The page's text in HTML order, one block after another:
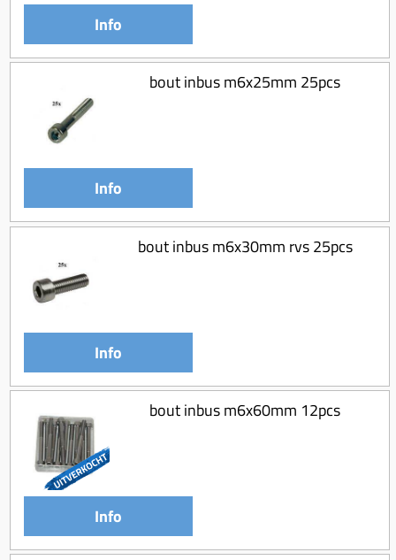
Info
bout inbus m6x25mm 25pcs
Info
bout inbus m6x30mm rvs 25pcs
Info
bout inbus m6x60mm 12pcs
Info